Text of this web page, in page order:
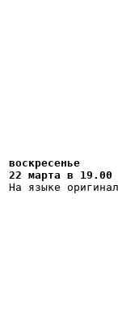
воскресенье
На языке